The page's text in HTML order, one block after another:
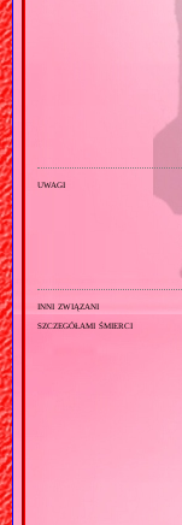
uwagi
inni związani
szczegółami śmierci